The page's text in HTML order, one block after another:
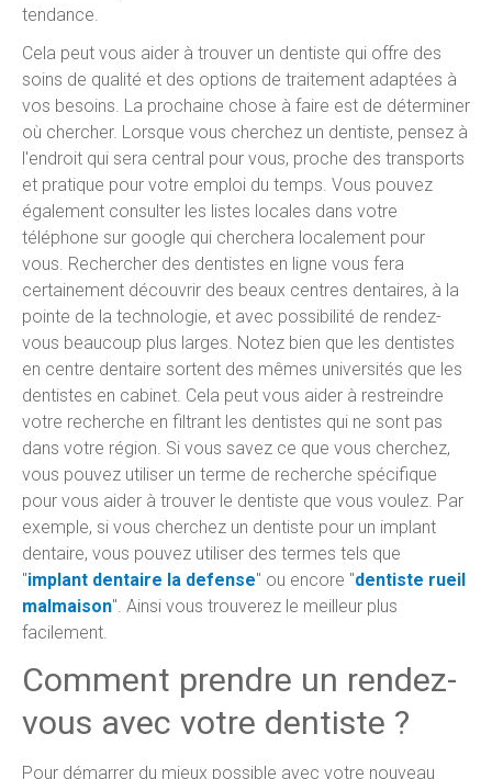
tendance.
Cela peut vous aider à trouver un dentiste qui offre des
soins de qualité et des options de traitement adaptées à
vos besoins. La prochaine chose à faire est de déterminer
où chercher. Lorsque vous cherchez un dentiste, pensez à
l'endroit qui sera central pour vous, proche des transports
et pratique pour votre emploi du temps. Vous pouvez
également consulter les listes locales dans votre
téléphone sur google qui cherchera localement pour
vous. Rechercher des dentistes en ligne vous fera
certainement découvrir des beaux centres dentaires, à la
pointe de la technologie, et avec possibilité de rendez-
vous beaucoup plus larges. Notez bien que les dentistes
en centre dentaire sortent des mêmes universités que les
dentistes en cabinet. Cela peut vous aider à restreindre
votre recherche en filtrant les dentistes qui ne sont pas
dans votre région. Si vous savez ce que vous cherchez,
vous pouvez utiliser un terme de recherche spécifique
pour vous aider à trouver le dentiste que vous voulez. Par
exemple, si vous cherchez un dentiste pour un implant
dentaire, vous pouvez utiliser des termes tels que
"implant dentaire la defense" ou encore "dentiste rueil
malmaison". Ainsi vous trouverez le meilleur plus
facilement.
Comment prendre un rendez-
vous avec votre dentiste ?
Pour démarrer du mieux possible avec votre nouveau